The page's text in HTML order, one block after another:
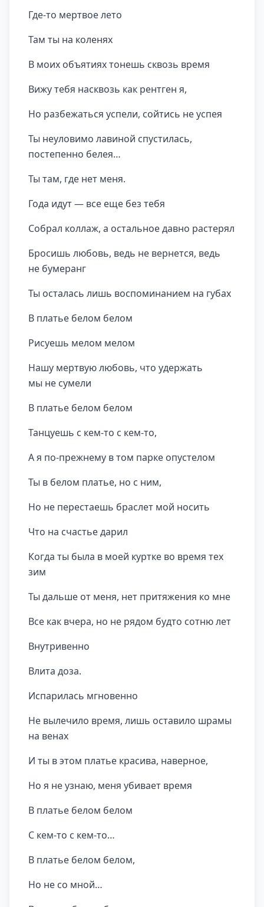
Где-то мертвое лето
Там ты на коленях
В моих объятиях тонешь сквозь время
Вижу тебя насквозь как рентген я,
Но разбежаться успели, сойтись не успея
Ты неуловимо лавиной спустилась,
постепенно белея…
Ты там, где нет меня.
Года идут — все еще без тебя
Собрал коллаж, а остальное давно растерял
Бросишь любовь, ведь не вернется, ведь
не бумеранг
Ты осталась лишь воспоминанием на губах
В платье белом белом
Рисуешь мелом мелом
Нашу мертвую любовь, что удержать
мы не сумели
В платье белом белом
Танцуешь с кем-то с кем-то,
А я по-прежнему в том парке опустелом
Ты в белом платье, но с ним,
Но не перестаешь браслет мой носить
Что на счастье дарил
Когда ты была в моей куртке во время тех
зим
Ты дальше от меня, нет притяжения ко мне
Все как вчера, но не рядом будто сотню лет
Внутривенно
Влита доза.
Испарилась мгновенно
Не вылечило время, лишь оставило шрамы
на венах
И ты в этом платье красива, наверное,
Но я не узнаю, меня убивает время
В платье белом белом
С кем-то с кем-то…
В платье белом белом,
Но не со мной…